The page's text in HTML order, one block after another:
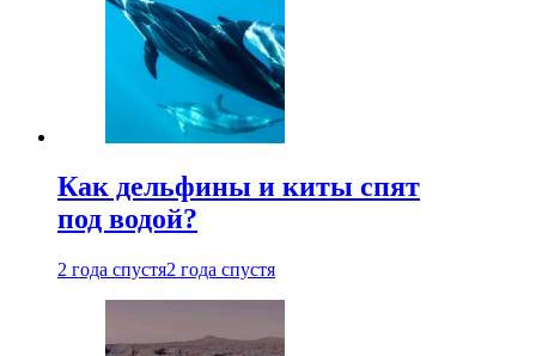
Как дельфины и киты спят
под водой?
2 года спустя2 года спустя